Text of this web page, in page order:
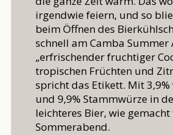
irgendwie feiern, und so
beim Öffnen des
schnell am Camba Summer
„erfrischender fruchtiger
tropischen Früchten und
spricht das Etikett. Mit 3,9%
und 9,9% Stammwürze in
leichteres Bier, wie
Sommerabend.